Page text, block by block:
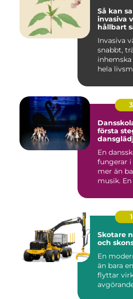
Så kan
invasiva
hållbart
Invasiva
snabbt,
hela
Dansskola
första
En
fungerar
mer än
musik.
Skotare nyckeln till effektiv
och
En
än bara
flyttar